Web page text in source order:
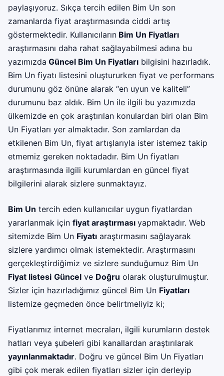
paylaşıyoruz. Sıkça tercih edilen Bim Un son
zamanlarda fiyat araştırmasında ciddi artış
göstermektedir. Kullanıcıların Bim Un Fiyatları
araştırmasını daha rahat sağlayabilmesi adına bu
yazımızda Güncel Bim Un Fiyatları bilgisini hazırladık.
Bim Un fiyatı listesini oluştururken fiyat ve performans
durumunu göz önüne alarak “en uyun ve kaliteli”
durumunu baz aldık. Bim Un ile ilgili bu yazımızda
ülkemizde en çok araştırılan konulardan biri olan Bim
Un Fiyatları yer almaktadır. Son zamlardan da
etkilenen Bim Un, fiyat artışlarıyla ister istemez takip
etmemiz gereken noktadadır. Bim Un fiyatları
araştırmasında ilgili kurumlardan en güncel fiyat
bilgilerini alarak sizlere sunmaktayız.
Bim Un tercih eden kullanıcılar uygun fiyatlardan
yararlanmak için fiyat araştırması yapmaktadır. Web
sitemizde Bim Un Fiyatı araştırmasını sağlayarak
sizlere yardımcı olmak istemektedir. Araştırmasını
gerçekleştirdiğimiz ve sizlere sunduğumuz Bim Un
Fiyat listesi Güncel ve Doğru olarak oluşturulmuştur.
Sizler için hazırladığımız güncel Bim Un Fiyatları
listemize geçmeden önce belirtmeliyiz ki;
Fiyatlarımız internet mecraları, ilgili kurumların destek
hatları veya şubeleri gibi kanallardan araştırılarak
yayınlanmaktadır. Doğru ve güncel Bim Un Fiyatları
gibi çok merak edilen fiyatları sizler için derleyip